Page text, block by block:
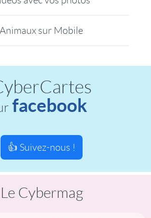
Animaux sur Mobile
facebook
👍 Suivez-nous !
Le Cybermag